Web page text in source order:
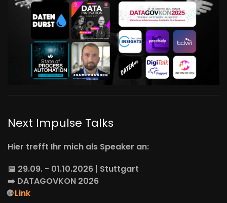
Next Impulse Talks
Hier trefft Ihr mich als Speaker an:
📅 29.09. - 01.10.2026 | Stuttgart
➡️ DATAGOVKON 2026
🌐Link